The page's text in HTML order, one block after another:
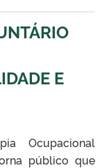
E
Ocupacional
público que